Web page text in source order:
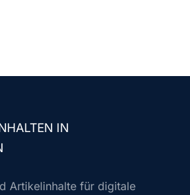
IN
Artikelinhalte für digitale